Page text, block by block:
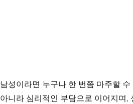
남성이라면 누구나 한 번쯤 마주할
아니라 심리적인 부담으로 이어지며,